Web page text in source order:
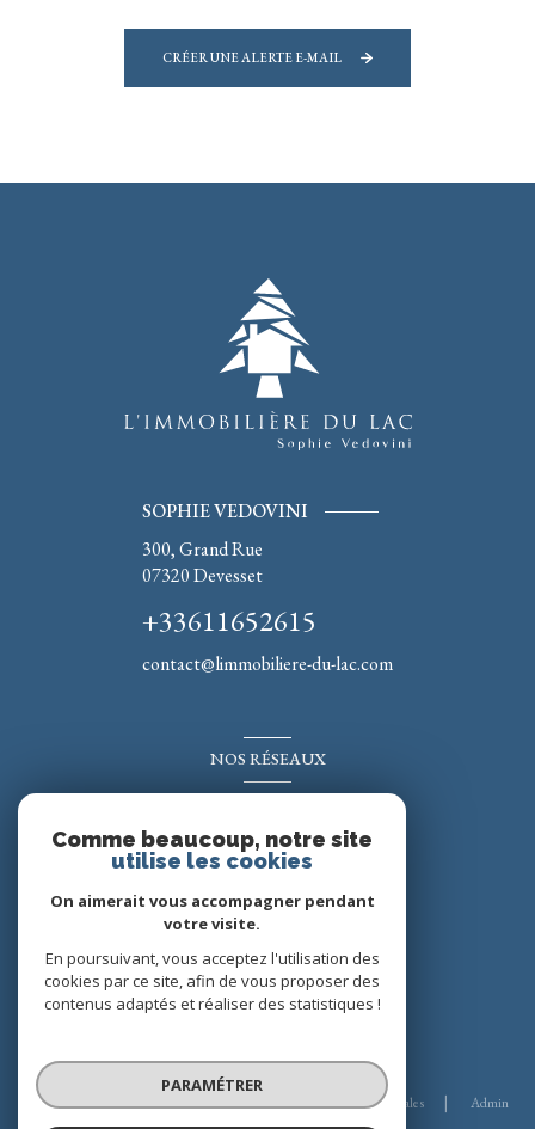
CRÉER UNE ALERTE E-MAIL
SOPHIE VEDOVINI
300, Grand Rue
07320Devesset
+33611652615
contact@limmobiliere-du-lac.com
NOS RÉSEAUX
Nos honoraires
Nos partenaires Mentions légales
Admin
Comme beaucoup, notre site
utilise les cookies
On aimerait vous accompagner pendant
votre visite.
En poursuivant, vous acceptez l'utilisation des
cookies par ce site, afin de vous proposer des
contenus adaptés et réaliser des statistiques !
PARAMÉTRER